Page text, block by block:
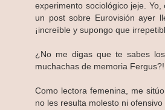
experimento sociológico jeje.
un post sobre Eurovisión ayer
¡increíble y supongo que
¿No me digas que te sabes
muchachas de memoria
Como lectora femenina, me
no les resulta molesto ni ofensivo